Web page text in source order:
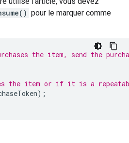
pour le marquer comme
the item, send the
the item or if it is a
);